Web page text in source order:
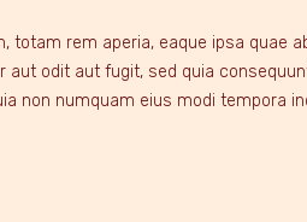
rem aperia, eaque ipsa quae
odit aut fugit, sed quia
non numquam eius modi tempora